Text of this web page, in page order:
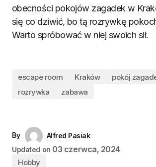
obecności pokojów zagadek w
się co dziwić, bo tą rozrywkę
Warto spróbować w niej swoich sił.
escape room Kraków
pokój
rozrywka
zabawa
By
Alfred Pasiak
Updated on 03 czerwca, 2024
Hobby